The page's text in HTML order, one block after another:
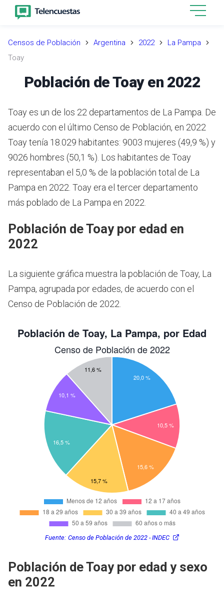
Censos de Población Argentina 2022
La Pampa
Toay
Población de Toay en 2022
Toay es un de los 22 departamentos de La Pampa. De
acuerdo con el último Censo de Población, en 2022
Toay tenía 18.029 habitantes: 9003 mujeres (49,9 %) y
9026 hombres (50,1 %). Los habitantes de Toay
representaban el 5,0 % de la población total de La
Pampa en 2022. Toay era el tercer departamento
más poblado de La Pampa en 2022.
Población de Toay por edad en
2022
La siguiente gráfica muestra la población de Toay, La
Pampa, agrupada por edades, de acuerdo con el
Censo de Población de 2022.
Fuente: Censo de Población de 2022 - INDEC
Población de Toay por edad y sexo
en 2022